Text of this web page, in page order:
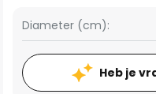
Diameter (cm):
Heb je